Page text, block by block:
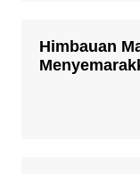
Himbauan